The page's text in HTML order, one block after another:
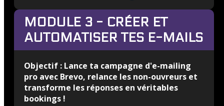
MODULE 3 - CRÉER ET
AUTOMATISER TES E-MAILS
Objectif : Lance ta campagne d'e-mailing
pro avec Brevo, relance les non-ouvreurs et
transforme les réponses en véritables
bookings !